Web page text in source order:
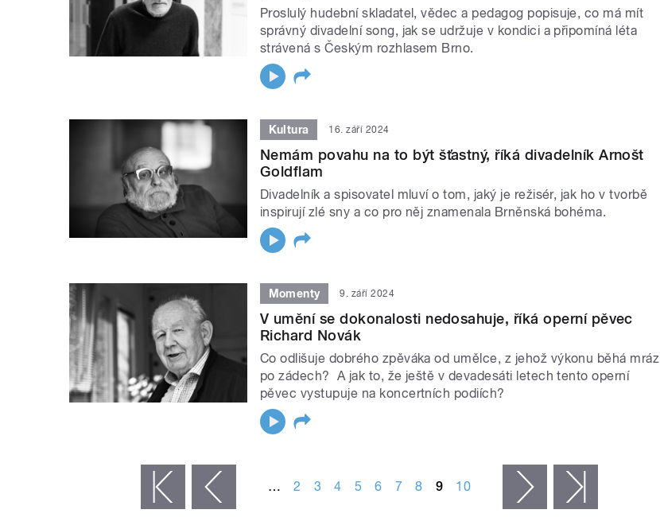
Proslulý hudební skladatel, vědec a pedagog popisuje, co má mít
správný divadelní song, jak se udržuje v kondici a připomíná léta
strávená s Českým rozhlasem Brno.
Kultura 16. září 2024
Nemám povahu na to být šťastný, říká divadelník Arnošt
Goldflam
Divadelník a spisovatel mluví o tom, jaký je režisér, jak ho v tvorbě
inspirují zlé sny a co pro něj znamenala Brněnská bohéma.
Momenty 9. září 2024
V umění se dokonalosti nedosahuje, říká operní pěvec
Richard Novák
Co odlišuje dobrého zpěváka od umělce, z jehož výkonu běhá mráz
po zádech? A jak to, že ještě v devadesáti letech tento operní
pěvec vystupuje na koncertních podiích?
‹ předchozí … 2 3 4 5 6 7 8 9 10 následující ›